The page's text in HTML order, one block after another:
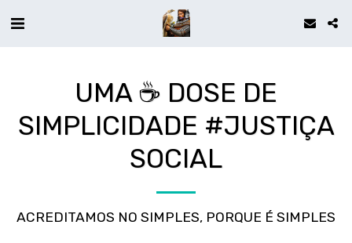
UMA ☕ DOSE DE
SIMPLICIDADE #JUSTIÇA
SOCIAL
ACREDITAMOS NO SIMPLES, PORQUE É SIMPLES